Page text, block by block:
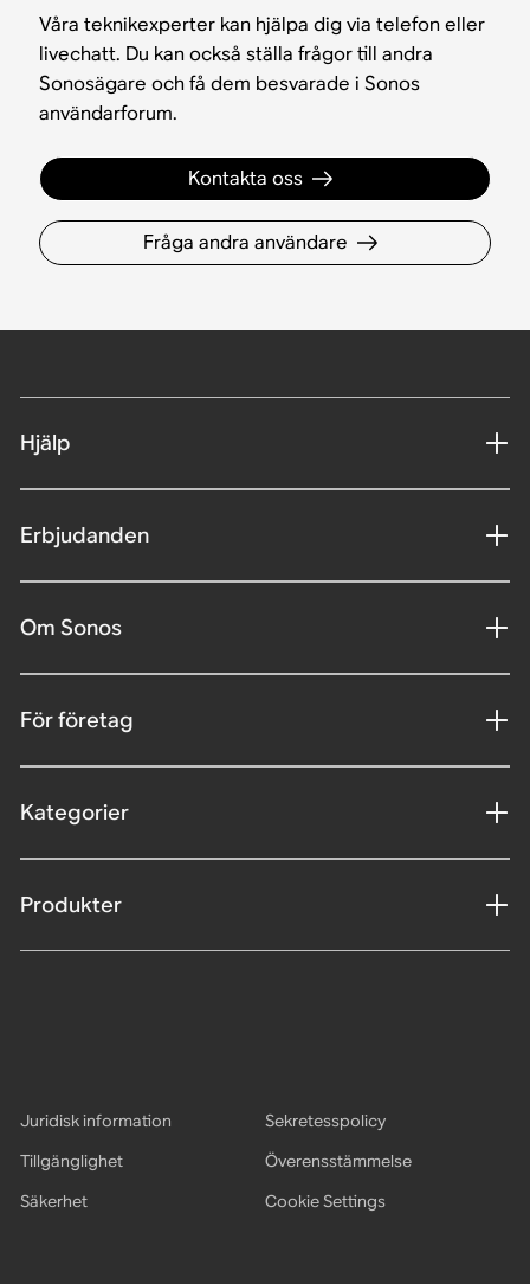
Våra teknikexperter kan hjälpa dig via telefon eller
livechatt. Du kan också ställa frågor till andra
Sonosägare och få dem besvarade i Sonos
användarforum.
Kontakta oss
Fråga andra användare
Hjälp
Erbjudanden
Om Sonos
För företag
Kategorier
Produkter
Juridisk information
Sekretesspolicy
Tillgänglighet
Överensstämmelse
Säkerhet
Cookie Settings